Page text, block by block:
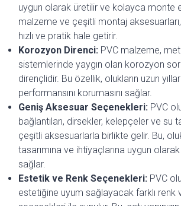
uygun olarak üretilir ve kolayca monte
malzeme ve çeşitli montaj
hızlı ve pratik hale getirir.
Korozyon Direnci:PVC malzeme,
sistemlerinde yaygın olan korozyon
dirençlidir. Bu özellik, olukların uzun
performansını korumasını sağlar.
Geniş Aksesuar Seçenekleri:PVC
bağlantıları, dirsekler, kelepçeler ve su
çeşitli aksesuarlarla birlikte gelir. Bu,
tasarımına ve ihtiyaçlarına uygun
sağlar.
Estetik ve Renk Seçenekleri: PVC
estetiğine uyum sağlayacak farklı renk